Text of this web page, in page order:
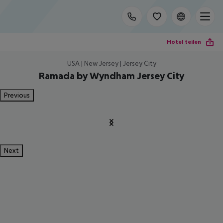
Hotel teilen
USA | New Jersey | Jersey City
Ramada by Wyndham Jersey City
Previous
Next